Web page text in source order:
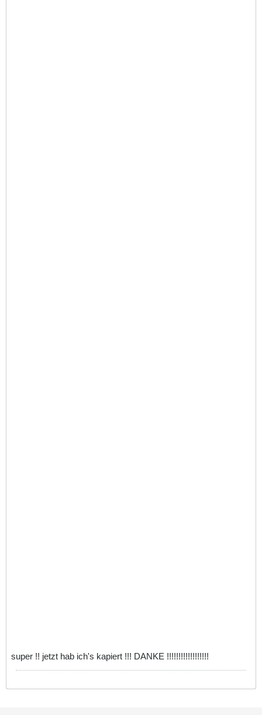
super !! jetzt hab ich's kapiert !!! DANKE !!!!!!!!!!!!!!!!!!